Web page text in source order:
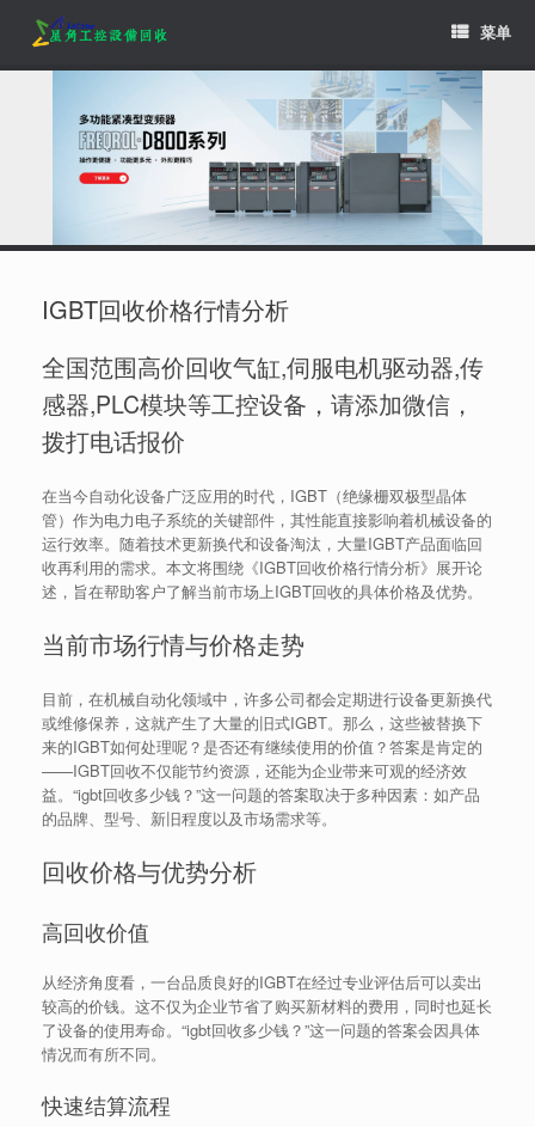
content
菜单
IGBT回收价格行情分析
全国范围高价回收气缸,伺服电机驱动器,传
感器,PLC模块等工控设备，请添加微信，
拨打电话报价
在当今自动化设备广泛应用的时代，IGBT（绝缘栅双极型晶体
管）作为电力电子系统的关键部件，其性能直接影响着机械设备的
运行效率。随着技术更新换代和设备淘汰，大量IGBT产品面临回
收再利用的需求。本文将围绕《IGBT回收价格行情分析》展开论
述，旨在帮助客户了解当前市场上IGBT回收的具体价格及优势。
当前市场行情与价格走势
目前，在机械自动化领域中，许多公司都会定期进行设备更新换代
或维修保养，这就产生了大量的旧式IGBT。那么，这些被替换下
来的IGBT如何处理呢？是否还有继续使用的价值？答案是肯定的
——IGBT回收不仅能节约资源，还能为企业带来可观的经济效
益。“igbt回收多少钱？”这一问题的答案取决于多种因素：如产品
的品牌、型号、新旧程度以及市场需求等。
回收价格与优势分析
高回收价值
从经济角度看，一台品质良好的IGBT在经过专业评估后可以卖出
较高的价钱。这不仅为企业节省了购买新材料的费用，同时也延长
了设备的使用寿命。“igbt回收多少钱？”这一问题的答案会因具体
情况而有所不同。
快速结算流程